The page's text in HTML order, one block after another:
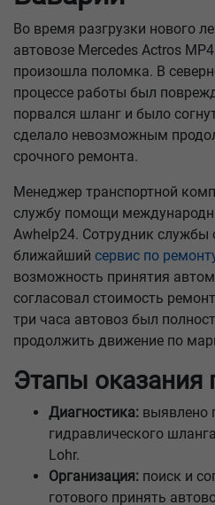
Во время разгрузки нового
автовозе Mercedes Actros
произошла поломка. В
процессе работы был
порвался шланг и было
сделало невозможным
срочного ремонта.
Менеджер транспортной
службу помощи
Awhelp24. Сотрудник службы
ближайший сервис по
возможность принятия
согласовал стоимость
три часа автовоз был
продолжить движение по
Этапы
Диагностика: выявлено
гидравлического
Lohr.
Организация: поиск и
готового принять